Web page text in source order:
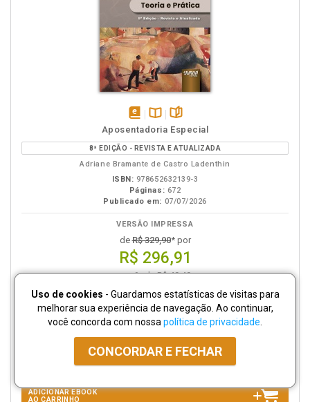
disponível
em
eBook
Disponível
na
B.V.
páginas
Aposentadoria Especial
8ª EDIÇÃO - REVISTA E ATUALIZADA
Adriane Bramante de Castro Ladenthin
ISBN: 978652632139-3
Páginas: 672
Publicado em: 07/07/2026
VERSÃO IMPRESSA
deR$ 329,90* por
R$ 296,91
em 6x de R$ 49,49
ADICIONAR AO
CARRINHO
VERSÃO DIGITAL
R$ 206,91
ADICIONAR EBOOK
AO CARRINHO
Uso de cookies - Guardamos estatísticas de visitas para
melhorar sua experiência de navegação. Ao continuar,
você concorda com nossa política de privacidade
CONCORDAR E FECHAR